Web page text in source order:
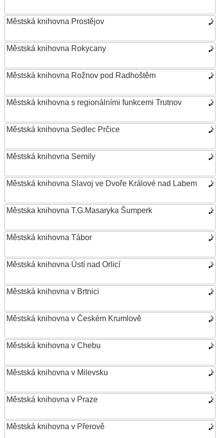
Městská knihovna Prostějov
Městská knihovna Rokycany
Městská knihovna Rožnov pod Radhoštěm
Městská knihovna s regionálními funkcemi Trutnov
Městská knihovna Sedlec Prčice
Městská knihovna Semily
Městská knihovna Slavoj ve Dvoře Králové nad Labem
Městska knihovna T.G.Masaryka Šumperk
Městská knihovna Tábor
Městská knihovna Ústí nad Orlicí
Městská knihovna v Brtnici
Městská knihovna v Českém Krumlově
Městská knihovna v Chebu
Městská knihovna v Milevsku
Městská knihovna v Praze
Městská knihovna v Přerově